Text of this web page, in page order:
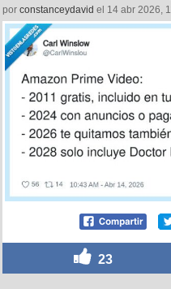
por constanceydavid el 14 abr 2026,
23